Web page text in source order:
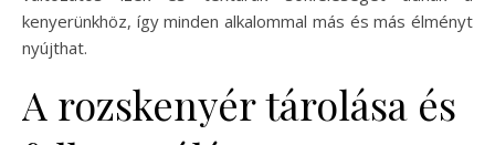
kenyerünkhöz, így minden alkalommal más és más élményt
nyújthat.
A rozskenyér tárolása és